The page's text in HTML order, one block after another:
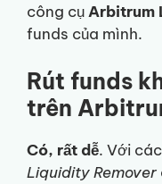
công cụArbitrum
funds của mình.
Rút funds
trên
Có, rất dễ. Với
Liquidity Remover